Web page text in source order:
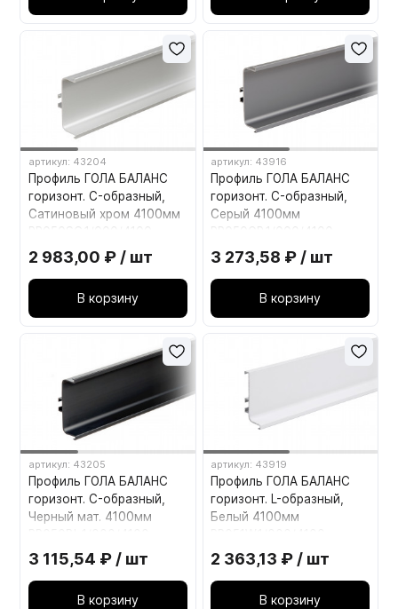
артикул: 43204
Профиль ГОЛА БАЛАНС
горизонт. C-образный,
Сатиновый хром 4100мм
BOYARD
2 983,00 ₽ / шт
В корзину
артикул: 43916
Профиль ГОЛА БАЛАНС
горизонт. C-образный,
Серый 4100мм
BOYARD
3 273,58 ₽ / шт
В корзину
артикул: 43205
Профиль ГОЛА БАЛАНС
горизонт. C-образный,
Черный мат. 4100мм
BOYARD
3 115,54 ₽ / шт
В корзину
артикул: 43919
Профиль ГОЛА БАЛАНС
горизонт. L-образный,
Белый 4100мм
BOYARD
2 363,13 ₽ / шт
В корзину